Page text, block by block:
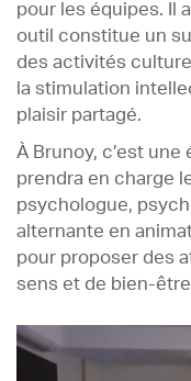
pour les équipes. Il
outil constitue un
des activités
la stimulation
plaisir partagé.
À Brunoy, c’est
prendra en charge
psychologue,
alternante en
pour proposer des
sens et de bien-